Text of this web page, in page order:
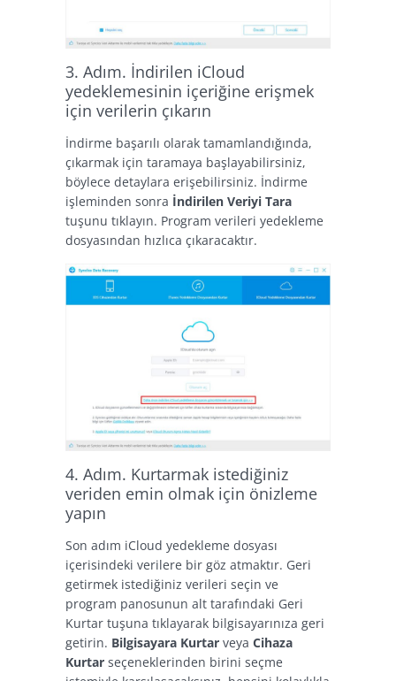
3. Adım. İndirilen iCloud
yedeklemesinin içeriğine erişmek
için verilerin çıkarın
İndirme başarılı olarak tamamlandığında,
çıkarmak için taramaya başlayabilirsiniz,
böylece detaylara erişebilirsiniz. İndirme
işleminden sonra İndirilen Veriyi Tara
tuşunu tıklayın. Program verileri yedekleme
dosyasından hızlıca çıkaracaktır.
4. Adım. Kurtarmak istediğiniz
veriden emin olmak için önizleme
yapın
Son adım iCloud yedekleme dosyası
içerisindeki verilere bir göz atmaktır. Geri
getirmek istediğiniz verileri seçin ve
program panosunun alt tarafındaki Geri
Kurtar tuşuna tıklayarak bilgisayarınıza geri
getirin. Bilgisayara Kurtar veya Cihaza
Kurtar seçeneklerinden birini seçme